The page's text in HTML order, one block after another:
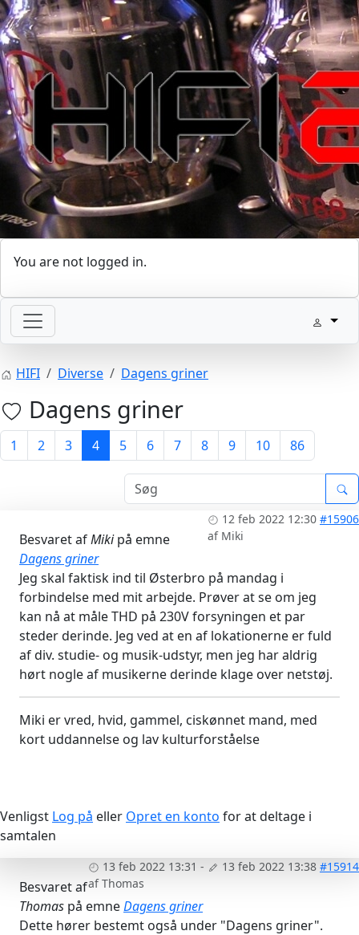
You are not logged in.
HIFI Diverse Dagens griner
Dagens griner
1 2 3 4 5 6 7 8 9 10 86
12 feb 2022 12:30 #15906
af Miki
Besvaret afMikipå emne
Dagens griner
Jeg skal faktisk ind til Østerbro på mandag i
forbindelse med mit arbejde. Prøver at se om jeg
kan nå at måle THD på 230V forsyningen et par
steder derinde. Jeg ved at en af lokationerne er fuld
af div. studie- og musik-udstyr, men jeg har aldrig
hørt nogle af musikerne derinde klage over netstøj.
Miki er vred, hvid, gammel, ciskønnet mand, med
kort uddannelse og lav kulturforståelse
Venligst Log på eller Opret en konto for at deltage i
samtalen
13 feb 2022 13:31 - 13 feb 2022 13:38 #15914
afThomas
Besvaret af
Thomas på emneDagens griner
Dette hører bestemt også under "Dagens griner".